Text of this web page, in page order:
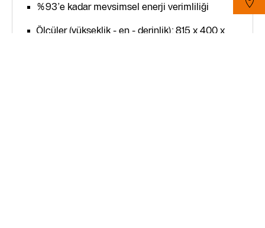
%93’e kadar mevsimsel enerji verimliliği
Ölçüler (yükseklik - en - derinlik): 815 x 400 x